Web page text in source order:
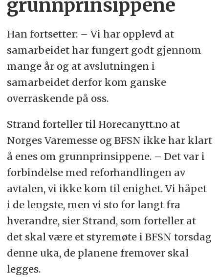
grunnprinsippene
Han fortsetter: – Vi har opplevd at
samarbeidet har fungert godt gjennom
mange år og at avslutningen i
samarbeidet derfor kom ganske
overraskende på oss.
Strand forteller til Horecanytt.no at
Norges Varemesse og BFSN ikke har klart
å enes om grunnprinsippene. – Det var i
forbindelse med reforhandlingen av
avtalen, vi ikke kom til enighet. Vi håpet
i de lengste, men vi sto for langt fra
hverandre, sier Strand, som forteller at
det skal være et styremøte i BFSN torsdag
denne uka, de planene fremover skal
legges.